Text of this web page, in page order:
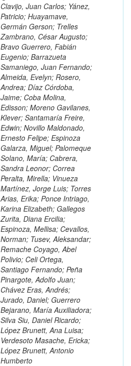
Clavijo, Juan Carlos; Yánez,
Patricio; Huayamave,
Germán Gerson; Trelles
Zambrano, César Augusto;
Bravo Guerrero, Fabián
Eugenio; Barrazueta
Samaniego, Juan Fernando;
Almeida, Evelyn; Rosero,
Andrea; Díaz Córdoba,
Jaime; Coba Molina,
Edisson; Moreno Gavilanes,
Klever; Santamaría Freire,
Edwin; Novillo Maldonado,
Ernesto Felipe; Espinoza
Galarza, Miguel; Palomeque
Solano, María; Cabrera,
Sandra Leonor; Correa
Peralta, Mirella; Vinueza
Martínez, Jorge Luis; Torres
Arias, Erika; Ponce Intriago,
Karina Elizabeth; Gallegos
Zurita, Diana Ercilia;
Espinoza, Mellisa; Cevallos,
Norman; Tusev, Aleksandar;
Remache Coyago, Abel
Polivio; Celi Ortega,
Santiago Fernando; Peña
Pinargote, Adolfo Juan;
Chávez Eras, Andrés;
Jurado, Daniel; Guerrero
Bejarano, María Auxiliadora;
Silva Siu, Daniel Ricardo;
López Brunett, Ana Luisa;
Verdesoto Masache, Ericka;
López Brunett, Antonio
Humberto